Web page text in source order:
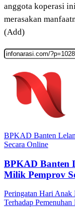
anggota koperasi
merasakan
(Add)
BPKAD Banten
Secara Online
BPKAD Banten
Milik Pemprov
Peringatan Hari
Terhadap